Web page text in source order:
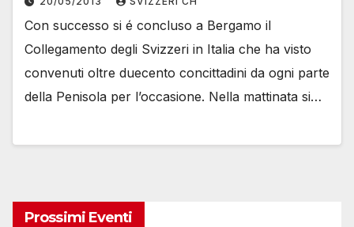
Con successo si é concluso a Bergamo il
Collegamento degli Svizzeri in Italia che ha visto
convenuti oltre duecento concittadini da ogni parte
della Penisola per l’occasione. Nella mattinata si…
Prossimi Eventi